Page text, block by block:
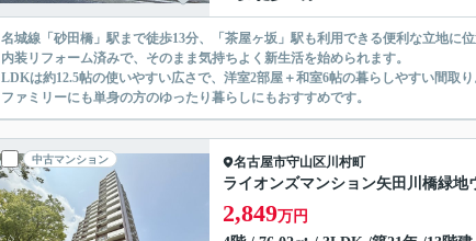
名城線「砂田橋」駅まで徒歩13分、「茶屋ヶ坂」駅も利用できる便利な立地に
内装リフォーム済みで、そのまま気持ちよく新生活を始められます。
LDKは約12.5帖の使いやすい広さで、洋室2部屋＋和室6帖の暮らしやすい間取り
ファミリーにも単身の方のゆったり暮らしにもおすすめです。
中古マンション 名古屋市守山区川村町
ライオンズマンション矢田川橋緑地
2,849万円